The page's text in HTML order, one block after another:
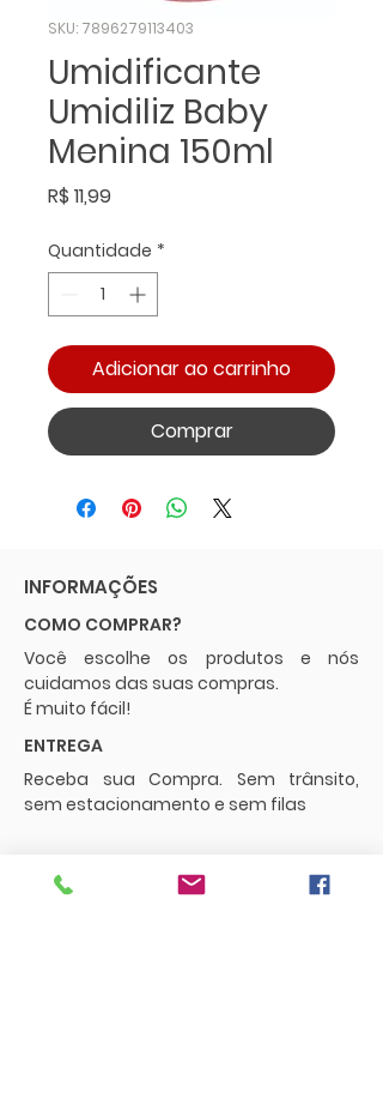
SKU: 7896279113403
Umidificante
Umidiliz Baby
Menina 150ml
R$ 11,99Preço
Quantidade *
Adicionar ao carrinho
Comprar
INFORMAÇÕES
COMO COMPRAR?
Você escolhe os produtos e nós
cuidamos das suas compras.
É muito fácil!
ENTREGA
Receba sua Compra. Sem trânsito,
sem estacionamento e sem filas
POLÍTICAS